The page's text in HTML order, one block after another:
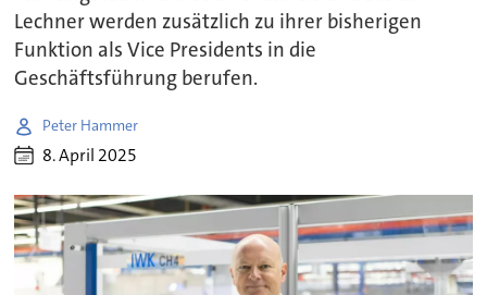
Lechner werden zusätzlich zu ihrer bisherigen
Funktion als Vice Presidents in die
Geschäftsführung berufen.
Peter Hammer
8. April 2025